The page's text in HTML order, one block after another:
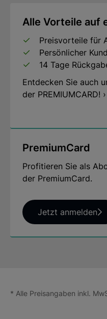
lädt ein in eine
Museen oder auf einen
Immer wieder zeigt
Perspektivwechsel
gefunden: zwischen
uralten Eiche, auf dem
Christine Fischer trifft
Schwarze, für Touristen
Einheimische.
beim Schmökern genau
Alle Vorteile auf
Preisvorteile für
Persönlicher
14 Tage
Entdecken Sie auch
der PREMIUMCARD! ›
PremiumCard
Profitieren Sie als
der PremiumCard.
Jetzt anmelden
* Alle Preisangaben inkl.